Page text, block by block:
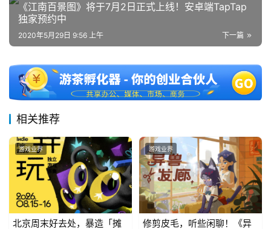
《江南百景图》将于7月2日正式上线！安卓端TapTap
独家预约中
下一篇
2020年5月29日 9:56 上午
相关推荐
游戏业界
北京周末好去处，暴造「摊
游戏业界
修剪皮毛，听些闲聊！《异